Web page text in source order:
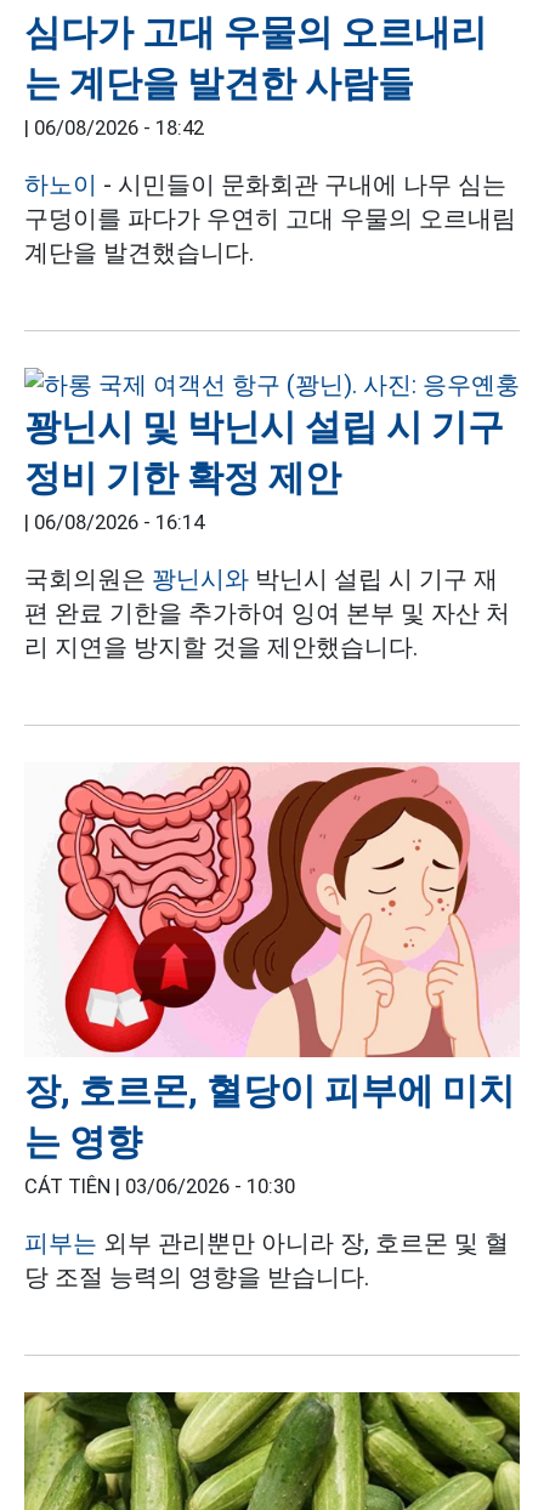
심다가 고대 우물의 오르내리
는 계단을 발견한 사람들
| 06/08/2026 - 18:42
하노이 - 시민들이 문화회관 구내에 나무 심는
구덩이를 파다가 우연히 고대 우물의 오르내림
계단을 발견했습니다.
꽝닌시 및 박닌시 설립 시 기구
정비 기한 확정 제안
| 06/08/2026 - 16:14
국회의원은 꽝닌시와 박닌시 설립 시 기구 재
편 완료 기한을 추가하여 잉여 본부 및 자산 처
리 지연을 방지할 것을 제안했습니다.
장, 호르몬, 혈당이 피부에 미치
는 영향
CÁT TIÊN | 03/06/2026 - 10:30
피부는 외부 관리뿐만 아니라 장, 호르몬 및 혈
당 조절 능력의 영향을 받습니다.